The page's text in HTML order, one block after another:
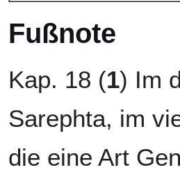
Fußnote
Kap. 18 (1) Im
Sarephta, im
die eine Art